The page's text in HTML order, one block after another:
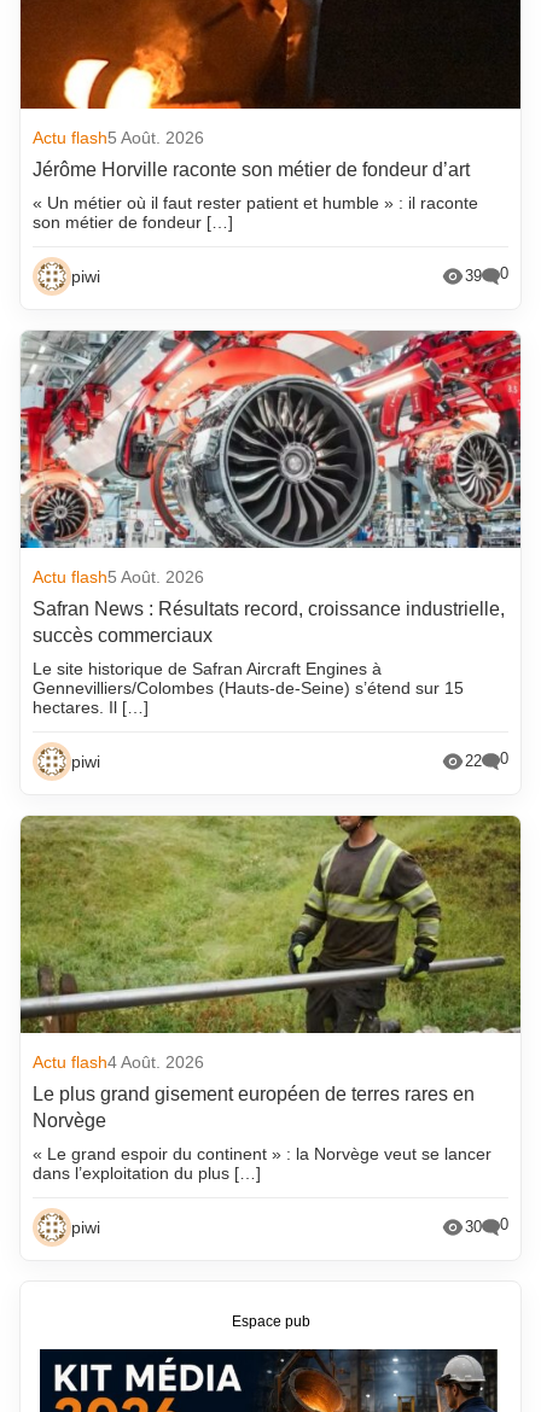
Actu flash5 Août. 2026
Jérôme Horville raconte son métier de fondeur d’art
« Un métier où il faut rester patient et humble » : il raconte
son métier de fondeur […]
piwi 39 0
Actu flash5 Août. 2026
Safran News : Résultats record, croissance industrielle,
succès commerciaux
Le site historique de Safran Aircraft Engines à
Gennevilliers/Colombes (Hauts-de-Seine) s’étend sur 15
hectares. Il […]
piwi 22 0
Actu flash4 Août. 2026
Le plus grand gisement européen de terres rares en
Norvège
« Le grand espoir du continent » : la Norvège veut se lancer
dans l’exploitation du plus […]
piwi 30 0
Espace pub